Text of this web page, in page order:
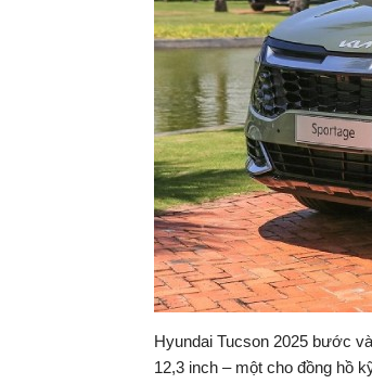
Hyundai Tucson 2025 bước
12,3 inch – một cho đồng hồ